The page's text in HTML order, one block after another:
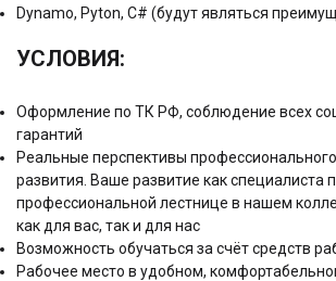
Dynamo, Pyton, C# (будут являться
УСЛОВИЯ:
Оформление по ТК РФ, соблюдение всех
гарантий
Реальные перспективы
развития. Ваше развитие как специалиста
профессиональной лестнице в нашем
как для вас, так и для нас
Возможность обучаться за счёт средств
Рабочее место в удобном,